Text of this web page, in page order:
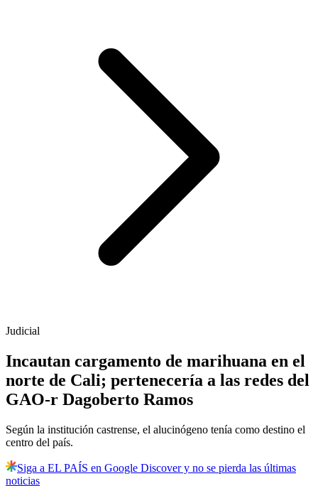
Judicial
Incautan cargamento de marihuana en el
norte de Cali; pertenecería a las redes del
GAO-r Dagoberto Ramos
Según la institución castrense, el alucinógeno tenía como destino el
centro del país.
Siga a EL PAÍS en Google Discover y no se pierda las últimas
noticias